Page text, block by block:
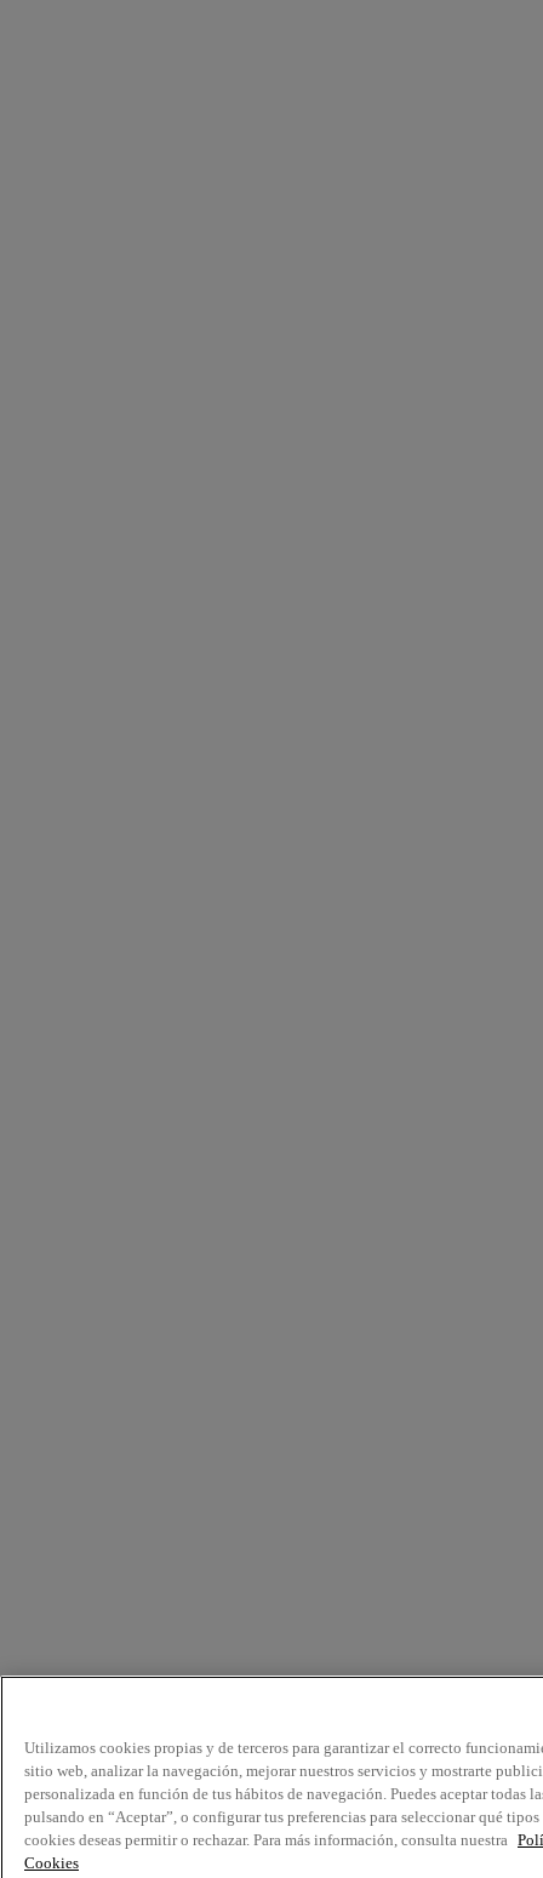
Utilizamos cookies propias y de terceros para garantizar el correcto
sitio web, analizar la navegación, mejorar nuestros servicios y mostrarte
personalizada en función de tus hábitos de navegación. Puedes aceptar todas
pulsando en “Aceptar”, o configurar tus preferencias para seleccionar qué tipos
cookies deseas permitir o rechazar. Para más información, consulta nuestra
Cookies